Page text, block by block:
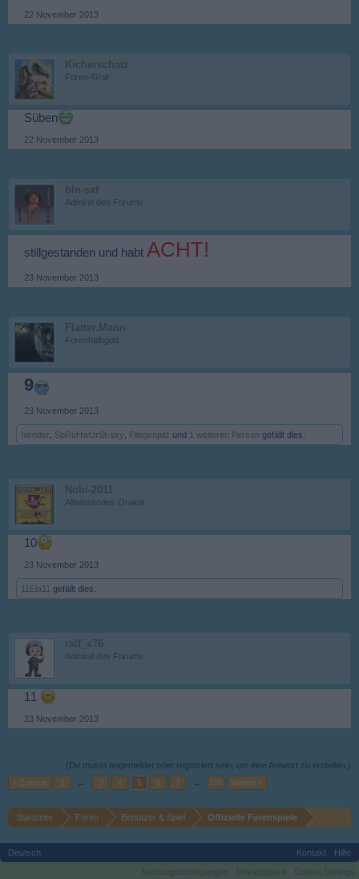
22 November 2013
Kicherschatz
Foren-Graf
Süben
22 November 2013
bln-sxf
Admiral des Forums
stillgestanden und habt ACHT!
23 November 2013
Flatter.Mann
Forenhalbgott
9
23 November 2013
hiender SpRüHwUrSt-sky Fliegenpilz und 1 weiteren Person gefällt dies.
Nobi-2011
Allwissendes Orakel
10
23 November 2013
11Ela11 gefällt dies.
ralf_s76
Admiral des Forums
11
23 November 2013
(Du musst angemeldet oder registriert sein, um eine Antwort zu erstellen.)
< Zurück
1 ← 3 4 5 6 7 → 2276 Weiter >
Startseite Foren Benutzer & Spiel Offizielle Forenspiele
Deutsch Kontakt
Hilfe